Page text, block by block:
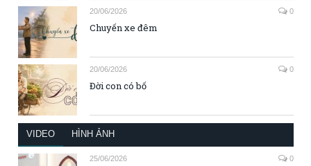
20/06/2026 0
Chuyến xe đêm
20/06/2026 0
Đời con có bố
VIDEO HÌNH ẢNH
25/06/2026 0